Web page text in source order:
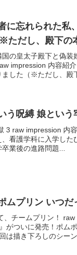
に忘れられた私
ただし、殿下の
の皇太子殿下と偽
impression 内容紹
した（※ただし、殿
う呪縛 娘という
3 raw impression 内
看護学科に入学した
業後の進路問題...
ムプリン いつだ
、チームプリン！
がついに発売！ポム
は描き下ろしのシーン